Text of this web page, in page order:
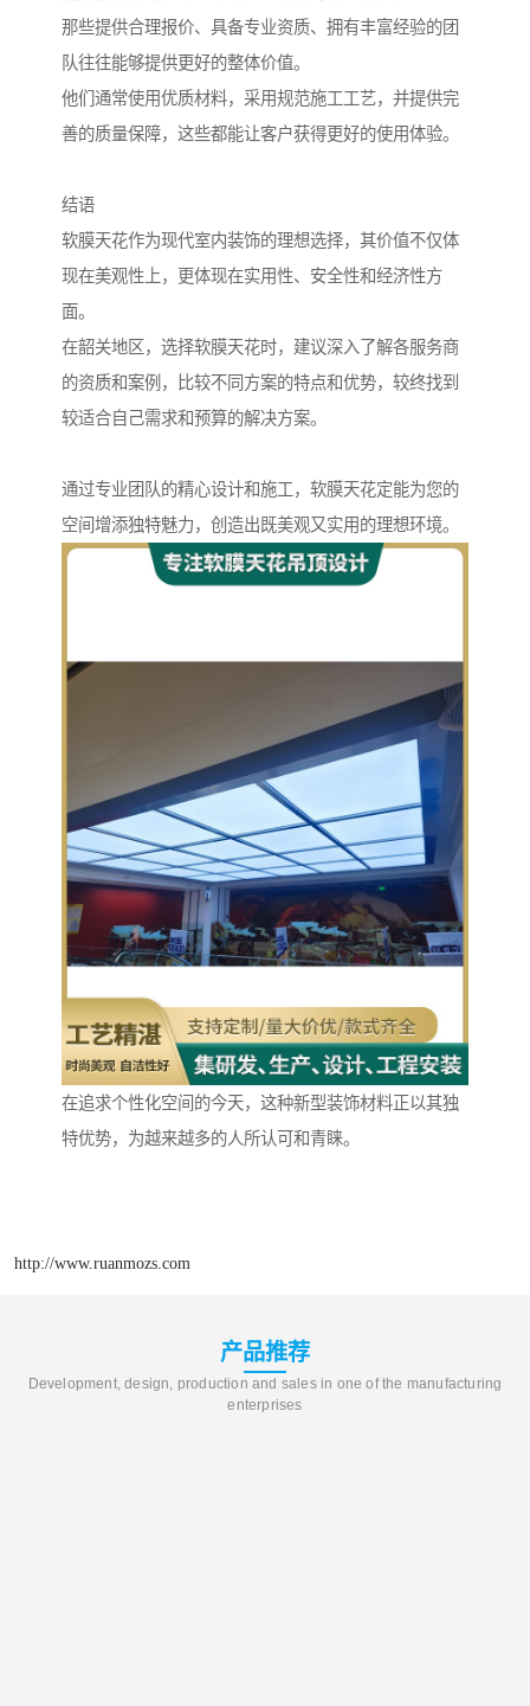
那些提供合理报价、具备专业资质、拥有丰富经验的团
队往往能够提供更好的整体价值。
他们通常使用优质材料，采用规范施工工艺，并提供完
善的质量保障，这些都能让客户获得更好的使用体验。
结语
软膜天花作为现代室内装饰的理想选择，其价值不仅体
现在美观性上，更体现在实用性、安全性和经济性方
面。
在韶关地区，选择软膜天花时，建议深入了解各服务商
的资质和案例，比较不同方案的特点和优势，较终找到
较适合自己需求和预算的解决方案。
通过专业团队的精心设计和施工，软膜天花定能为您的
空间增添独特魅力，创造出既美观又实用的理想环境。
在追求个性化空间的今天，这种新型装饰材料正以其独
特优势，为越来越多的人所认可和青睐。
http://www.ruanmozs.com
产品推荐
Development, design, production and sales in one of the manufacturing
enterprises